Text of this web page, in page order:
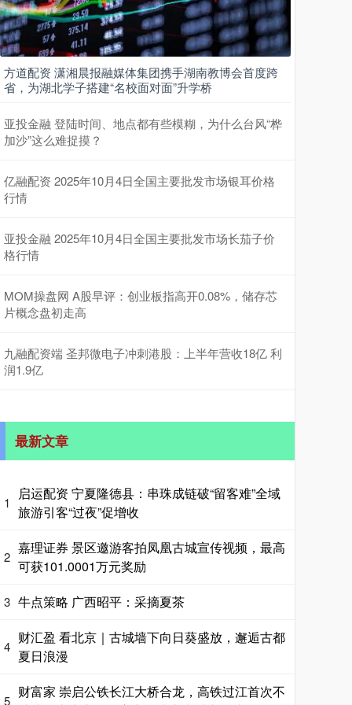
方道配资 潇湘晨报融媒体集团携手湖南教博会首度跨
省，为湖北学子搭建“名校面对面”升学桥
亚投金融 登陆时间、地点都有些模糊，为什么台风“桦
加沙”这么难捉摸？
亿融配资 2025年10月4日全国主要批发市场银耳价格
行情
亚投金融 2025年10月4日全国主要批发市场长茄子价
格行情
MOM操盘网 A股早评：创业板指高开0.08%，储存芯
片概念盘初走高
九融配资端 圣邦微电子冲刺港股：上半年营收18亿 利
润1.9亿
最新文章
1
启运配资 宁夏隆德县：串珠成链破“留客难”全域
旅游引客“过夜”促增收
2
嘉理证券 景区邀游客拍凤凰古城宣传视频，最高
可获101.0001万元奖励
3 牛点策略 广西昭平：采摘夏茶
4
财汇盈 看北京｜古城墙下向日葵盛放，邂逅古都
夏日浪漫
5
财富家 崇启公铁长江大桥合龙，高铁过江首次不